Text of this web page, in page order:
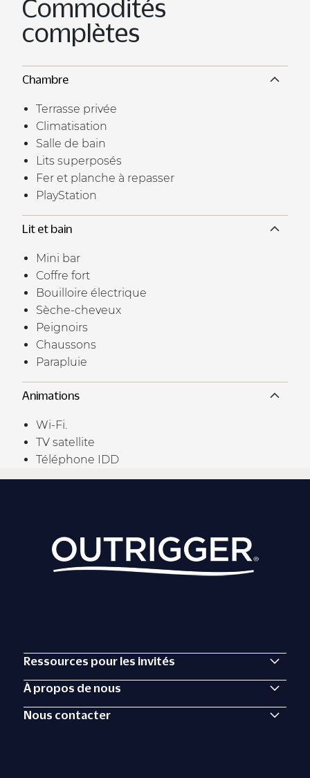
Commodités
complètes
Chambre
Terrasse privée
Climatisation
Salle de bain
Lits superposés
Fer et planche à repasser
PlayStation
Lit et bain
Mini bar
Coffre fort
Bouilloire électrique
Sèche-cheveux
Peignoirs
Chaussons
Parapluie
Animations
Wi-Fi.
TV satellite
Téléphone IDD
Ressources pour les invités
À propos de nous
Nous contacter